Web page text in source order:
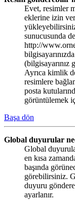
Evet, resimler
eklerine izin
sunucusunda
http://
(bilgisayarınız
Ayrıca kimlik
resimlere
posta
görüntülemek
Başa dön
Global duyurular
Global
en kısa
başında
görebilirsiniz.
duyuru
ayarlanır.